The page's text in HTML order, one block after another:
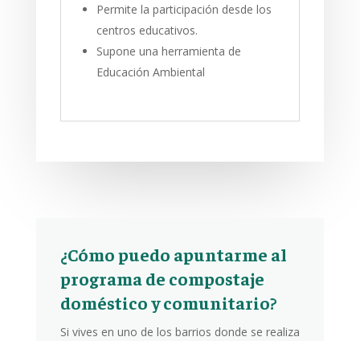
Permite la participación desde los
centros educativos.
Supone una herramienta de
Educación Ambiental
¿Cómo puedo apuntarme al
programa de compostaje
doméstico y comunitario?
Si vives en uno de los barrios donde se realiza